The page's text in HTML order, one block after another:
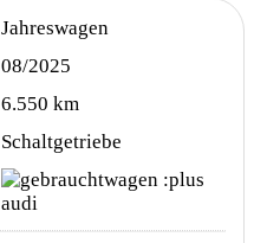
Jahreswagen
08/2025
6.550 km
Schaltgetriebe